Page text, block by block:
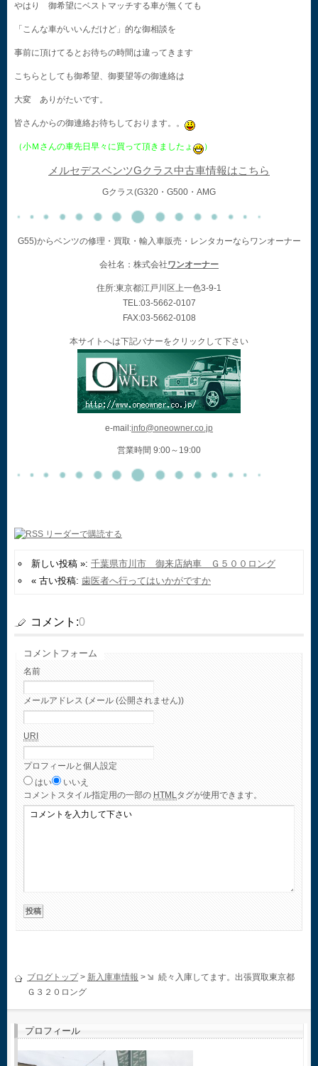
やはり 御希望にベストマッチする車が無くても
「こんな車がいいんだけど」的な御相談を
事前に頂けてるとお待ちの時間は違ってきます
こちらとしても御希望、御要望等の御連絡は
大変 ありがたいです。
皆さんからの御連絡お待ちしております。。
（小Ｍさんの車先日早々に買って頂きましたょ ）
メルセデスベンツGクラス中古車情報はこちら
Gクラス(G320・G500・AMG
G55)からベンツの修理・買取・輸入車販売・レンタカーならワンオーナー
会社名：株式会社ワンオーナー
住所:東京都江戸川区上一色3-9-1
TEL:03-5662-0107
FAX:03-5662-0108
本サイトへは下記バナーをクリックして下さい
e-mail:info@oneowner.co.jp
営業時間 9:00～19:00
新しい投稿 »: 千葉県市川市 御来店納車 Ｇ５００ロング
« 古い投稿: 歯医者へ行ってはいかがですか
コメント:0
コメントフォーム
名前
メールアドレス (メール (公開されません))
URI
プロフィールと個人設定
はい
いいえ
コメント スタイル指定用の一部の HTMLタグが使用できます。
ブログトップ> 新入庫車情報 >
続々入庫してます。出張買取東京都
Ｇ３２０ロング
プロフィール